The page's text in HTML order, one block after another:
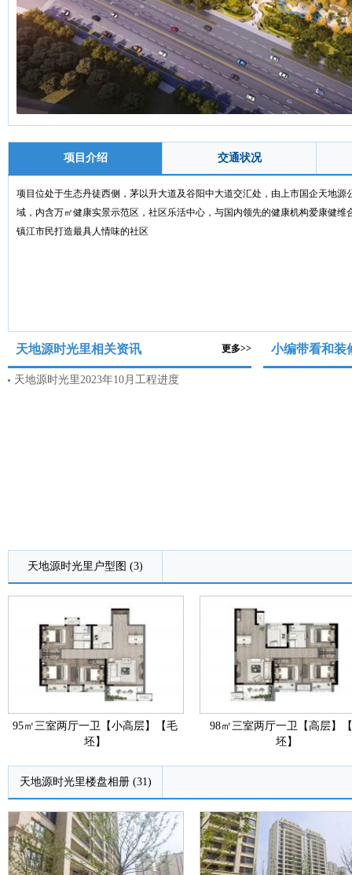
项目介绍 交通状况
项目位处于生态丹徒西侧，茅以升大道及谷阳中大道交汇处，由上市国企天地
域，内含万㎡健康实景示范区，社区乐活中心，与国内领先的健康机构爱康健
镇江市民打造最具人情味的社区
天地源时光里相关资讯 更多>>
天地源时光里2023年10月工程进度
小编带看和装
天地源时光里户型图 (3)
95㎡三室两厅一卫【小高层】【毛
坯】
98㎡三室两厅一卫【高层】
坯】
天地源时光里楼盘相册 (31)